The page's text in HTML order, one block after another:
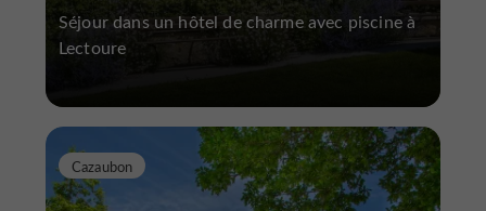
Séjour dans un hôtel de charme avec piscine à
Lectoure
Cazaubon